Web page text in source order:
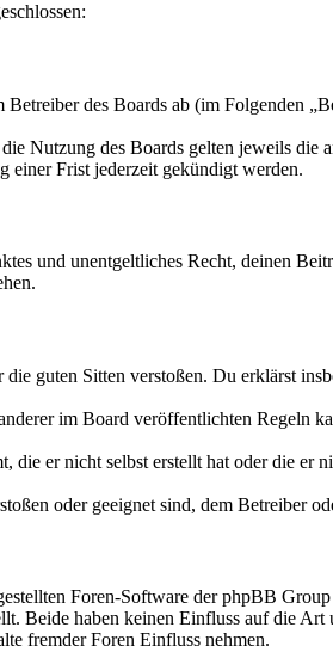
des Boards ab (im Folgenden
Nutzung des Boards gelten jeweils die
einer Frist jederzeit gekündigt werden.
und unentgeltliches Recht, deinen
guten Sitten verstoßen. Du erklärst
im Board veröffentlichten Regeln
er nicht selbst erstellt hat oder die er
oder geeignet sind, dem Betreiber
Foren-Software der phpBB
Beide haben keinen Einfluss auf die
fremder Foren Einfluss nehmen.